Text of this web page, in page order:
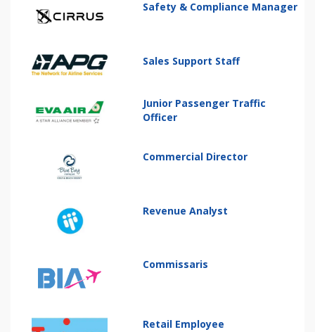
Safety & Compliance Manager
Sales Support Staff
Junior Passenger Traffic
Officer
Commercial Director
Revenue Analyst
Commissaris
Retail Employee